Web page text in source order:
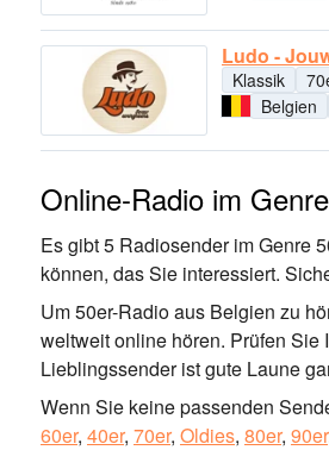
Ludo -
Klassik
Belgien
Online-Radio im
Es gibt 5 Radiosender im Genre
können, das Sie interessiert.
Um 50er-Radio aus Belgien zu
weltweit online hören. Prüfen Sie
Lieblingssender ist gute Laune
Wenn Sie keine passenden
60er, 40er, 70er, Oldies, 80er, 90er